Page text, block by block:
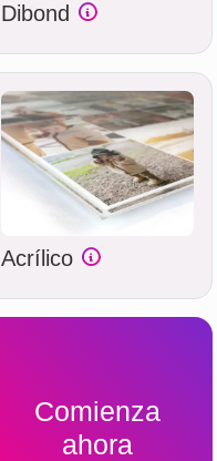
Dibond
Acrílico
Comienza
ahora